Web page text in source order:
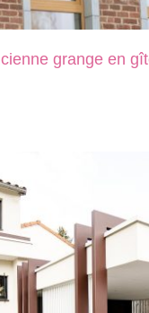
grange en